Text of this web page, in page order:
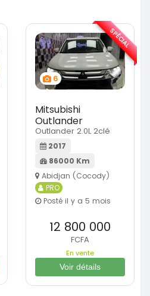
6
Mitsubishi
Outlander
Outlander 2.0L 2clé
2017
86000 Km
Abidjan (Cocody)
PRO
Posté il y a 5 mois
12 800 000
FCFA
En vente
Voir détails
SPÉCIAL